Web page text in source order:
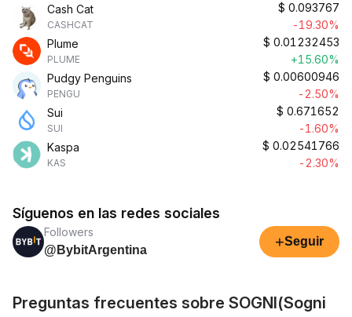
Cash Cat
CASHCAT
$ 0.093767
-19.30%
Plume
PLUME
$ 0.01232453
+15.60%
Pudgy Penguins
PENGU
$ 0.00600946
-2.50%
Sui
SUI
$ 0.671652
-1.60%
Kaspa
KAS
$ 0.02541766
-2.30%
Síguenos en las redes sociales
Followers
@BybitArgentina
+Seguir
Preguntas frecuentes sobre SOGNI(Sogni